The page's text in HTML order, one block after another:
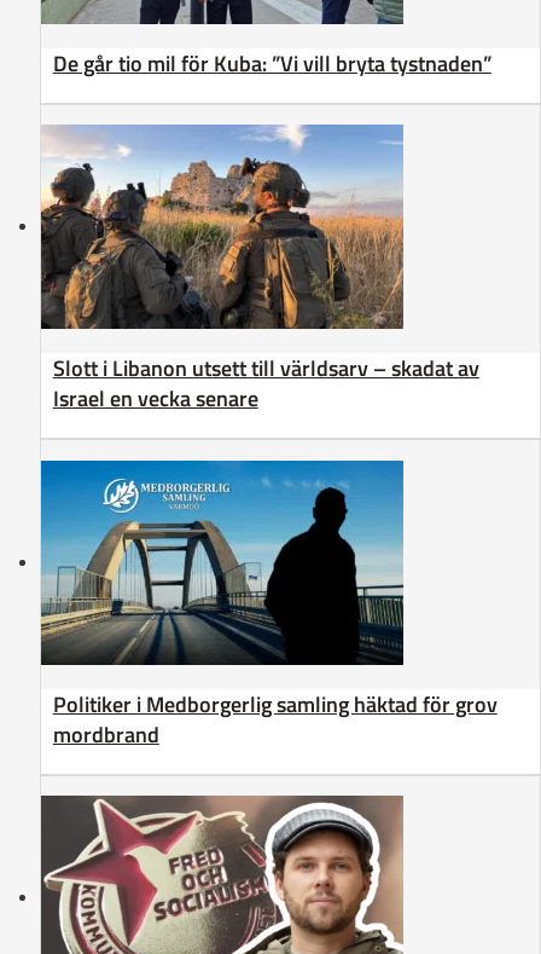
De går tio mil för Kuba: ”Vi vill bryta tystnaden”
Slott i Libanon utsett till världsarv – skadat av
Israel en vecka senare
Politiker i Medborgerlig samling häktad för grov
mordbrand